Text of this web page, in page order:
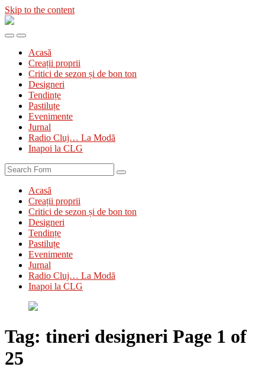
Skip to the content
Diva
Toggle
mobile
menu
Toggle
the
search
field
Acasă
Creații proprii
Critici de sezon și de bon ton
Designeri
Tendințe
Pastiluțe
Evenimente
Jurnal
Radio Cluj… La Modă
Inapoi la CLG
Search
Acasă
Creații proprii
Critici de sezon și de bon ton
Designeri
Tendințe
Pastiluțe
Evenimente
Jurnal
Radio Cluj… La Modă
Inapoi la CLG
Tag: tineri designeri Page 1 of
25